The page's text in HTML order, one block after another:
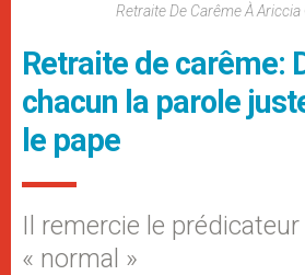
Retraite De Carême À
Retraite de carême:
chacun la parole
le pape
Il remercie le prédicateur
« normal »